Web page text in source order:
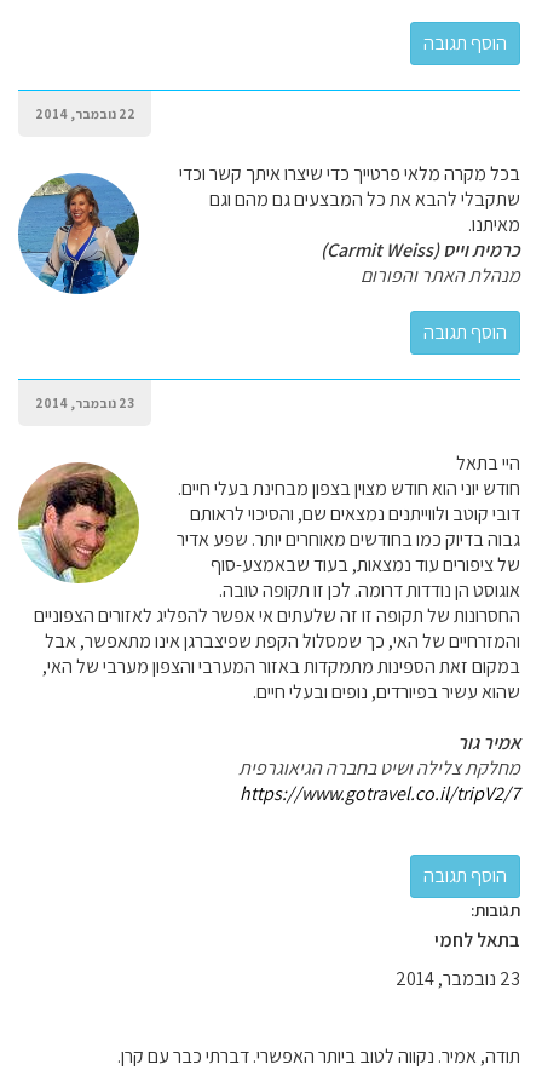
22 נובמבר, 2014
בכל מקרה מלאי פרטייך כדי שיצרו איתך קשר וכדי
שתקבלי להבא את כל המבצעים גם מהם וגם
מאיתנו.
כרמית וייס (Carmit Weiss)
מנהלת האתר והפורום
23 נובמבר, 2014
היי בתאל
חודש יוני הוא חודש מצוין בצפון מבחינת בעלי חיים.
דובי קוטב ולווייתנים נמצאים שם, והסיכוי לראותם
גבוה בדיוק כמו בחודשים מאוחרים יותר. שפע אדיר
של ציפורים עוד נמצאות, בעוד שבאמצע-סוף
אוגוסט הן נודדות דרומה. לכן זו תקופה טובה.
החסרונות של תקופה זו זה שלעתים אי אפשר להפליג לאזורים הצפוניים
והמזרחיים של האי, כך שמסלול הקפת שפיצברגן אינו מתאפשר, אבל
במקום זאת הספינות מתמקדות באזור המערבי והצפון מערבי של האי,
שהוא עשיר בפיורדים, נופים ובעלי חיים.
אמיר גור
מחלקת צלילה ושיט בחברה הגיאוגרפית
https://www.gotravel.co.il/tripV2/7
תגובות:
בתאל לחמי
23 נובמבר, 2014
תודה, אמיר. נקווה לטוב ביותר האפשרי. דברתי כבר עם קרן.